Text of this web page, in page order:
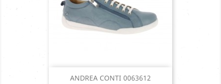
ANDREA CONTI 0063612